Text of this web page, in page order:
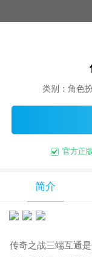
类别：角色
官方正
简介
传奇之战三端互通